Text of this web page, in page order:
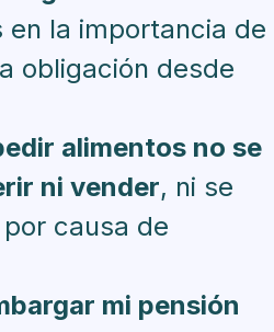
en la importancia de
obligación desde
alimentos no se
ni vender, ni se
causa de
mi pensión